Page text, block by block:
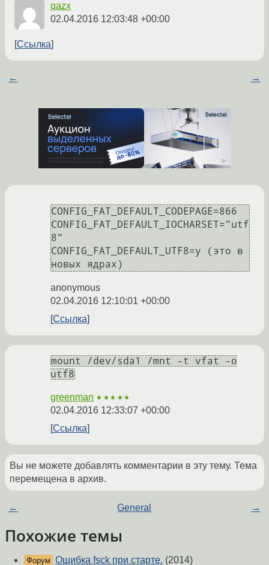
qazx
02.04.2016 12:03:48 +00:00
Ссылка
← →
CONFIG_FAT_DEFAULT_CODEPAGE=866
CONFIG_FAT_DEFAULT_IOCHARSET="utf
8"
CONFIG_FAT_DEFAULT_UTF8=y (это в
новых ядрах)
anonymous
02.04.2016 12:10:01 +00:00
Ссылка
mount /dev/sda1 /mnt -t vfat -o
utf8
greenman ★★★★★
02.04.2016 12:33:07 +00:00
Ссылка
Вы не можете добавлять комментарии в эту тему. Тема
перемещена в архив.
← General →
Похожие темы
Форум Ошибка fsck при старте. (2014)